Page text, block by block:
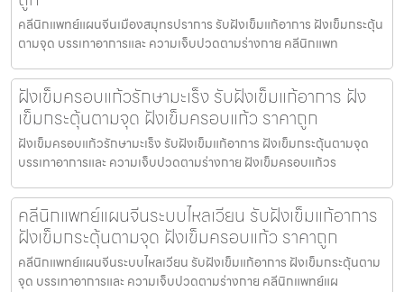
คลีนิกแพทย์แผนจีนเมืองสมุทรปราการ รับฝังเข็มแก้อาการ ฝังเข็มกระตุ้น
ตามจุด บรรเทาอาการและ ความเจ็บปวดตามร่างกาย คลีนิกแพท
ฝังเข็มครอบแก้วรักษามะเร็ง รับฝังเข็มแก้อาการ ฝัง
เข็มกระตุ้นตามจุด ฝังเข็มครอบแก้ว ราคาถูก
ฝังเข็มครอบแก้วรักษามะเร็ง รับฝังเข็มแก้อาการ ฝังเข็มกระตุ้นตามจุด
บรรเทาอาการและ ความเจ็บปวดตามร่างกาย ฝังเข็มครอบแก้วร
คลีนิกแพทย์แผนจีนระบบไหลเวียน รับฝังเข็มแก้อาการ
ฝังเข็มกระตุ้นตามจุด ฝังเข็มครอบแก้ว ราคาถูก
คลีนิกแพทย์แผนจีนระบบไหลเวียน รับฝังเข็มแก้อาการ ฝังเข็มกระตุ้นตาม
จุด บรรเทาอาการและ ความเจ็บปวดตามร่างกาย คลีนิกแพทย์แผ